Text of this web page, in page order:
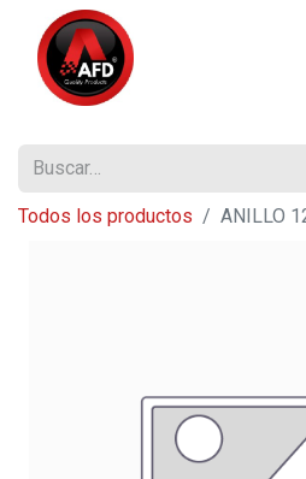
Todos los productos ANILLO